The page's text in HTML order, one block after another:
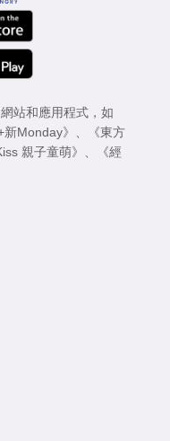
站和應用程式，如
新Monday》 、
《東方
親子童萌》 、
《經